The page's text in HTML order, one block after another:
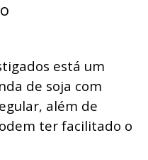
está um
de soja com
além de
ter facilitado o